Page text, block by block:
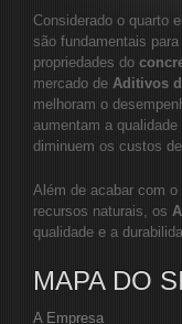
Considerado o quarto
são fundamentais
propriedades do
mercado de Aditivos
melhoram o
aumentam a
diminuem os custos
Além de acabar com
recursos naturais, os
qualidade e a
MAPA DO
A Empresa